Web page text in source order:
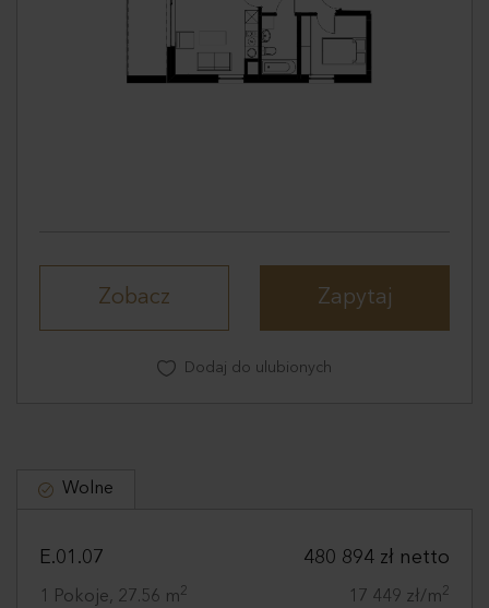
społecznościowym, reklamowym i analitycznym.
Partnerzy mogą połączyć te informacje z innymi danymi
otrzymanymi od Ciebie lub uzyskanymi podczas
korzystania z ich usług.
Zobacz Zapytaj
Dodaj do ulubionych
Wolne
E.01.07
1 Pokoje, 27.56 m2
480 894 zł netto
17 449 zł/m2